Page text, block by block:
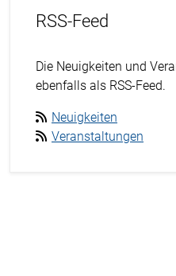
RSS-Feed
Die Neuigkeiten und
ebenfalls als RSS-Feed.
Neuigkeiten
Veranstaltungen